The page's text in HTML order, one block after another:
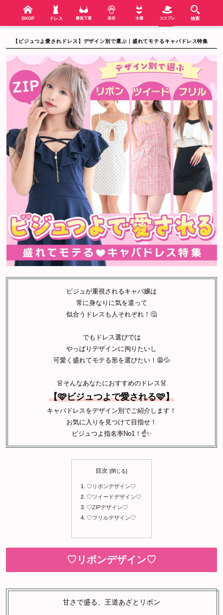
SHOP ドレス 勝負下着 浴衣 水着 コスプレ 検索
【ビジュつよ愛されドレス】デザイン別で選ぶ｜盛れてモテるキャバドレス特集
ビジュが重視されるキャバ嬢は
常に身なりに気を遣って
似合うドレスも人それぞれ！🤔
でもドレス選びでは
やっぱりデザインに拘りたいし
可愛く盛れてモテる形を選びたい！😩💦
👗そんなあなたにおすすめのドレス👗
【🩷ビジュつよで愛される🩷】
キャバドレスをデザイン別でご紹介します！
お気に入りを見つけて目指せ！
ビジュつよ指名率No1！☝️✨
目次
♡リボンデザイン♡
♡ツイードデザイン♡
♡ZIPデザイン♡
♡フリルデザイン♡
♡リボンデザイン♡
甘さで盛る、王道あざとリボン
SHOP